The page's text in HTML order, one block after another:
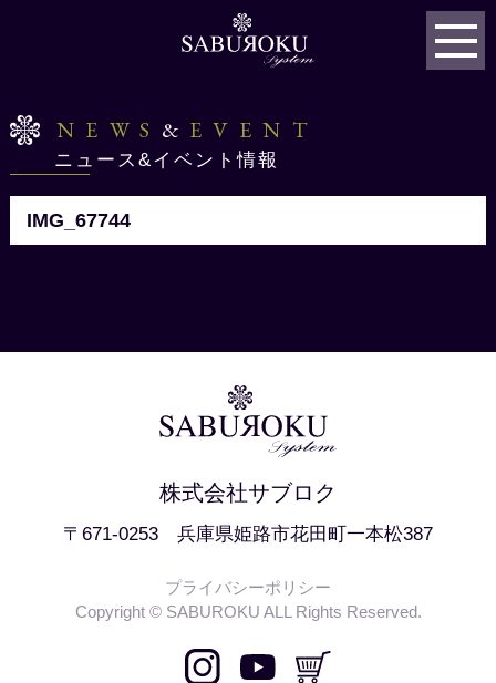
NEWS & EVENT
ニュース&イベント情報
IMG_67744
株式会社サブロク
〒671-0253 兵庫県姫路市花田町一本松387
プライバシーポリシー
Copyright © SABUROKU ALL Rights Reserved.